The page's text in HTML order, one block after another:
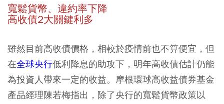
寬鬆貨幣、違約率下降
高收債2大關鍵利多
雖然目前高收債價格，相較於疫情前也不算便宜，但
在全球央行低利降息的助攻下，明年高收債估計仍能
為投資人帶來一定的收益。摩根環球高收益債券基金
產品經理陳若梅指出，除了央行的寬鬆貨幣政策以